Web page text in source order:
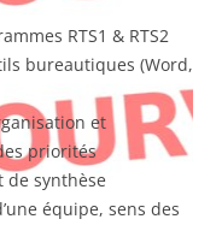
RTS1 & RTS2
bureautiques (Word,
et
priorités
de synthèse
équipe, sens des